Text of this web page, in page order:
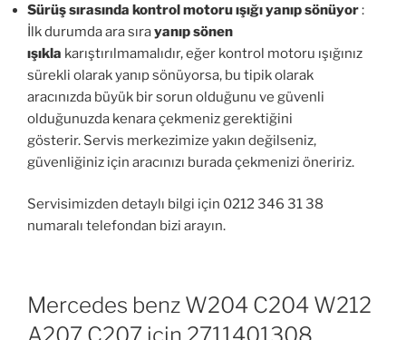
Sürüş sırasında kontrol motoru ışığı yanıp sönüyor:
İlk durumda ara sırayanıp sönen
ışıkla karıştırılmamalıdır, eğer kontrol motoru ışığınız
sürekli olarak yanıp sönüyorsa, bu tipik olarak
aracınızda büyük bir sorun olduğunu ve güvenli
olduğunuzda kenara çekmeniz gerektiğini
gösterir. Servis merkezimize yakın değilseniz,
güvenliğiniz için aracınızı burada çekmenizi öneririz.
Servisimizden detaylı bilgi için 0212 346 31 38
numaralı telefondan bizi arayın.
Mercedes benz W204 C204 W212